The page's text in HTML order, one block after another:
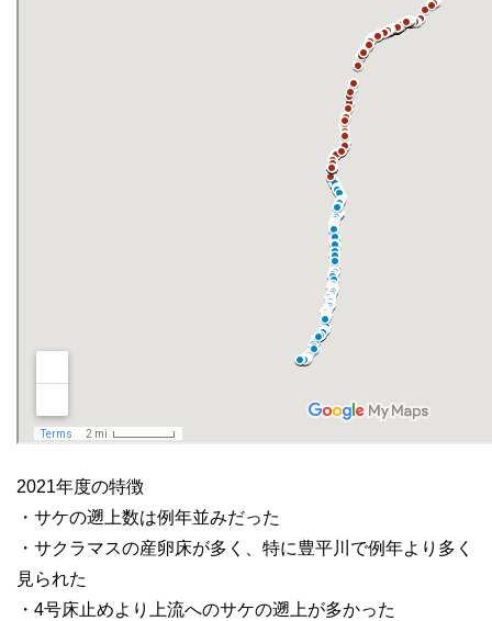
2021年度の特徴
・サケの遡上数は例年並みだった
・サクラマスの産卵床が多く、特に豊平川で例年より多く
見られた
・4号床止めより上流へのサケの遡上が多かった